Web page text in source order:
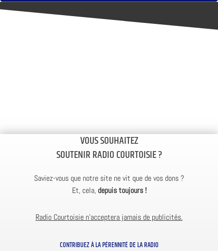
VOUS SOUHAITEZ
SOUTENIR RADIO COURTOISIE ?
Saviez-vous que notre site ne vit que de vos dons ?
Et, cela, depuis toujours !
Radio Courtoisie n’acceptera jamais de publicités.
CONTRIBUEZ À LA PÉRENNITÉ DE LA RADIO